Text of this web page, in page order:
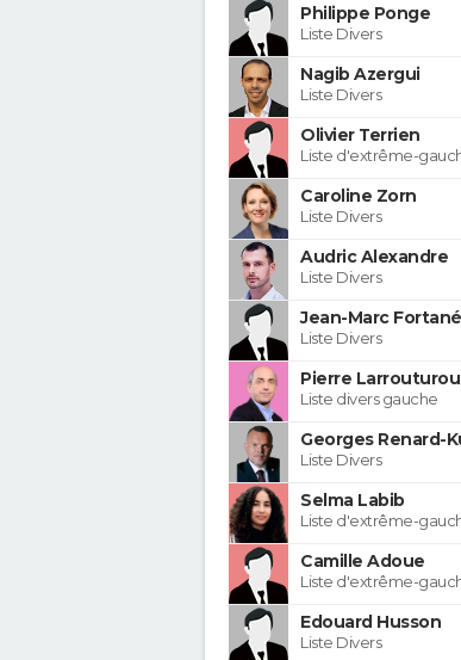
Philippe Ponge
Liste Divers
Nagib Azergui
Liste Divers
Olivier Terrien
Liste d'extrême-
Caroline Zorn
Liste Divers
Audric Alexandre
Liste Divers
Jean-Marc Fortané
Liste Divers
Pierre Larrouturou
Liste divers gauche
Georges Renard-
Liste Divers
Selma Labib
Liste d'extrême-
Camille Adoue
Liste d'extrême-
Edouard Husson
Liste Divers